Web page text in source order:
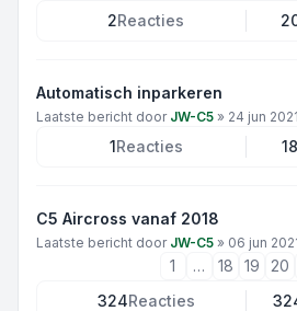
2Reacties
Automatisch inparkeren
Laatste bericht door JW-C5 » 24 jun
1Reacties
C5 Aircross vanaf 2018
Laatste bericht door JW-C5 » 06 jun
1 … 18 19 20
324Reacties